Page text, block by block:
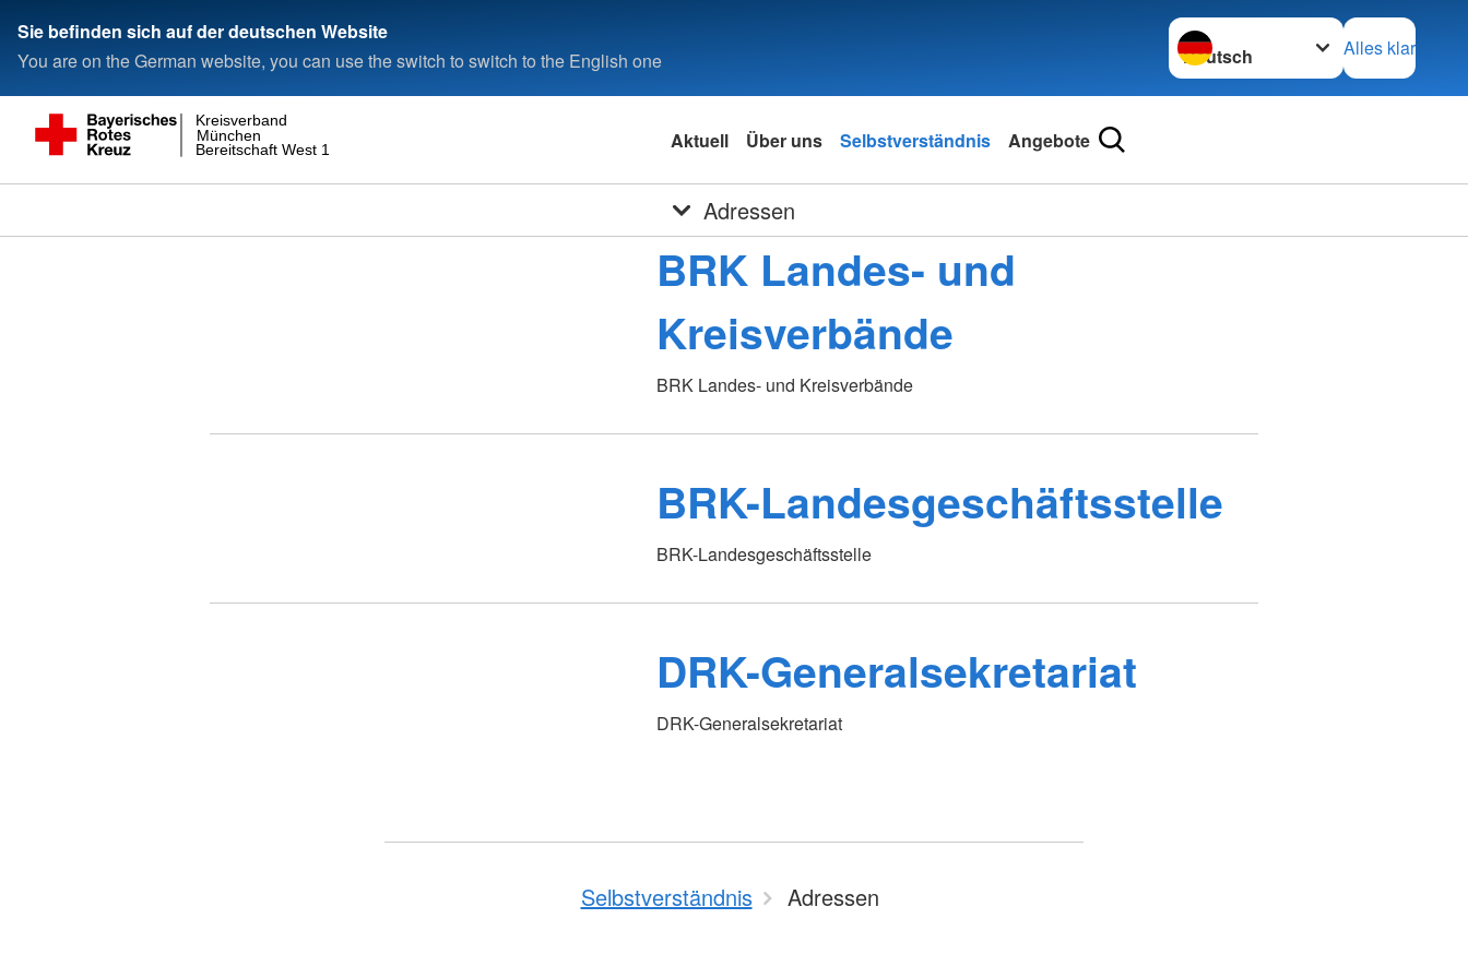
Sie befinden sich auf der deutschen Website
You are on the German website, you can use the switch to switch to the English one
Sprache wechseln zu
Alles klar
Bereitschaft West 1
München
Kreisverband
Aktuell Über uns Selbstverständnis Angebote
Adressen
BRK Landes- und
Kreisverbände
BRK Landes- und Kreisverbände
BRK-Landesgeschäftsstelle
BRK-Landesgeschäftsstelle
DRK-Generalsekretariat
DRK-Generalsekretariat
Selbstverständnis Adressen